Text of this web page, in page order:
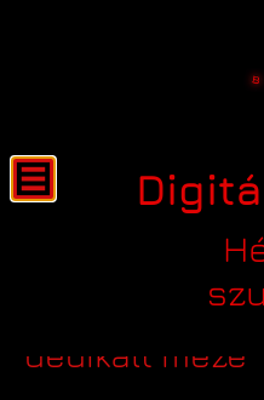
dedikált meze